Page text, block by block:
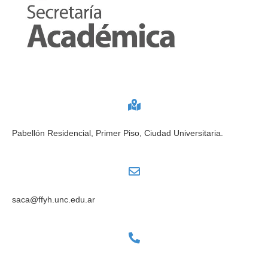
Pabellón Residencial, Primer Piso, Ciudad Universitaria.
saca@ffyh.unc.edu.ar